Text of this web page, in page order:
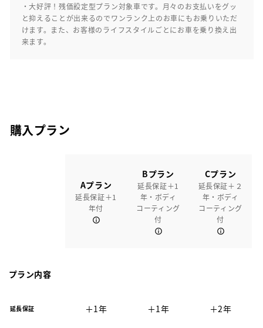
・大好評！残価設定型プラン対象車です。月々のお支払いをグッ
と抑えることが出来るのでワンランク上のお車にもお乗りいただ
けます。また、お客様のライフスタイルごとにお車を乗り換え出
来ます。
購入プラン
Aプラン
延長保証＋1
年付
Bプラン
延長保証＋1
年・ボディ
コーティング
付
Cプラン
延長保証＋２
年・ボディ
コーティング
付
プラン内容
延長保証 ＋1年 ＋1年 ＋2年